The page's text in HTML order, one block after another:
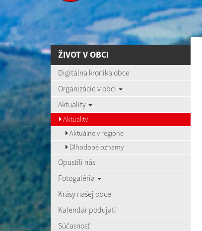
ŽIVOT V OBCI
Digitálna kronika obce
Organizácie v obci
Aktuality
Aktuality
Aktuálne v regióne
Dlhodobé oznamy
Opustili nás
Fotogaléria
Krásy našej obce
Kalendár podujatí
Súčasnosť